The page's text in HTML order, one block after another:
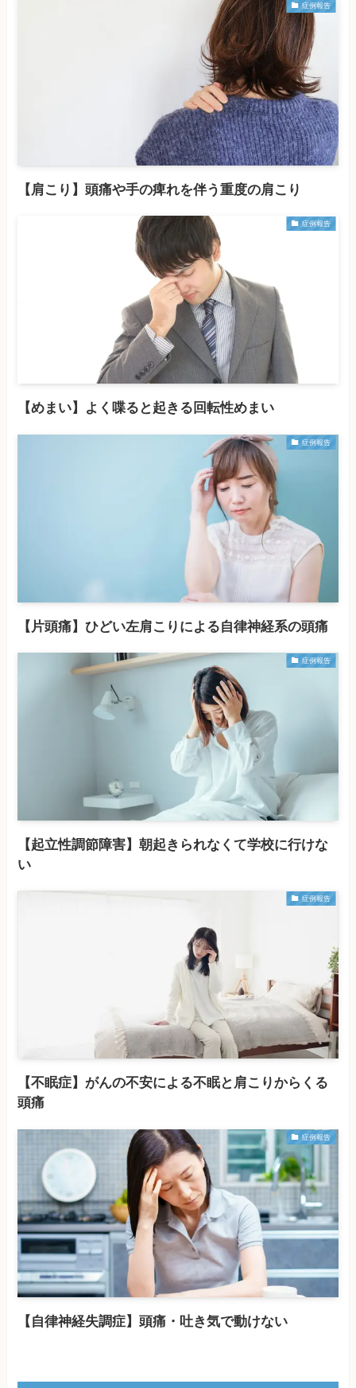
症例報告
【肩こり】頭痛や手の痺れを伴う重度の肩こり
症例報告
【めまい】よく喋ると起きる回転性めまい
症例報告
【片頭痛】ひどい左肩こりによる自律神経系の頭痛
症例報告
【起立性調節障害】朝起きられなくて学校に行けな
い
症例報告
【不眠症】がんの不安による不眠と肩こりからくる
頭痛
症例報告
【自律神経失調症】頭痛・吐き気で動けない